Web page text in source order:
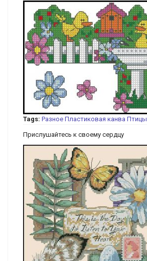
Tags: Разное Пластиковая канва Птицы
Прислушайтесь к своему сердцу